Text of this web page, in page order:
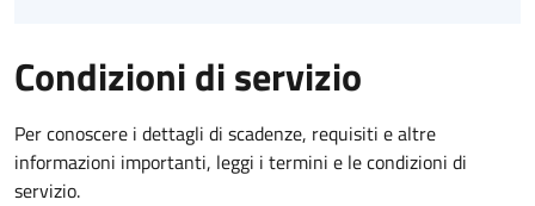
Condizioni di servizio
Per conoscere i dettagli di scadenze, requisiti e altre
informazioni importanti, leggi i termini e le condizioni di
servizio.